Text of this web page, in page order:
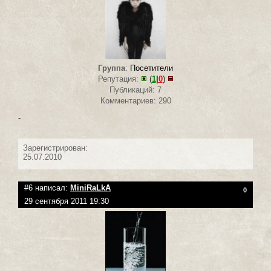
Группа: Посетители
Репутация:
(1| 0)
Публикаций: 7
Комментариев: 290
-
Зарегистрирован:
25.07.2010
#6 написал: MiniRaLkA 0
29 сентября 2011 19:30